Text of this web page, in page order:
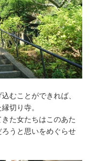
むことができれば、
切り寺。
た女たちはこのあた
うと思いをめぐらせ